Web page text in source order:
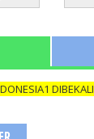
DIBEKALI